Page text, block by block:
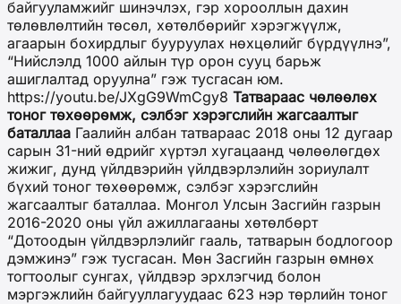
байгууламжийг шинэчлэх, гэр хорооллын дахин
төлөвлөлтийн төсөл, хөтөлбөрийг хэрэгжүүлж,
агаарын бохирдлыг бууруулах нөхцөлийг бүрдүүлнэ”,
“Нийслэлд 1000 айлын түр орон сууц барьж
ашиглалтад оруулна” гэж тусгасан юм.
https://youtu.be/JXgG9WmCgy8 Татвараас чөлөөлөх
тоног төхөөрөмж, сэлбэг хэрэгслийн жагсаалтыг
баталлаа Гаалийн албан татвараас 2018 оны 12 дугаар
сарын 31-ний өдрийг хүртэл хугацаанд чөлөөлөгдөх
жижиг, дунд үйлдвэрийн үйлдвэрлэлийн зориулалт
бүхий тоног төхөөрөмж, сэлбэг хэрэгслийн
жагсаалтыг баталлаа. Монгол Улсын Засгийн газрын
2016-2020 оны үйл ажиллагааны хөтөлбөрт
“Дотоодын үйлдвэрлэлийг гааль, татварын бодлогоор
дэмжинэ” гэж тусгасан. Мөн Засгийн газрын өмнөх
тогтоолыг сунгах, үйлдвэр эрхлэгчид болон
мэргэжлийн байгууллагуудаас 623 нэр төрлийн тоног